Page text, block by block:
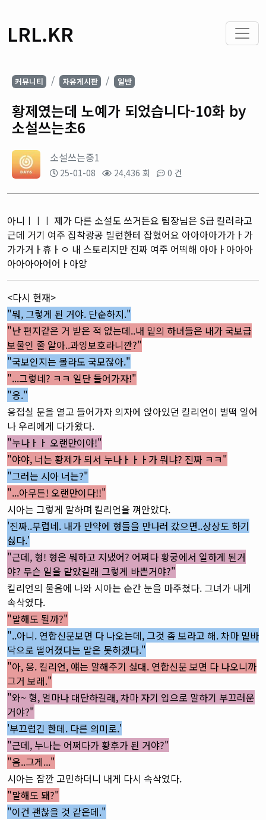
LRL.KR
커뮤니티 자유게시판 일반
황제였는데 노예가 되었습니다-10화 by
소설쓰는초6
소설쓰는중1
25-01-08 24,436 회 0 건
아니ㅣㅣㅣ 제가 다른 소설도 쓰거든요 팀장님은 S급 킬러라고
근데 거기 여주 집착광공 빌런한테 잡혔어요 아아아아가가ㅏ가
가가거ㅏ휴ㅏㅇ 내 스토리지만 진짜 여주 어떡해 아아ㅏ아아아
아아아아어어ㅏ아앙
<다시 현재>
"뭐, 그렇게 된 거야. 단순하지."
"난 편지같은 거 받은 적 없는데..내 밑의 하녀들은 내가 국보급
보물인 줄 알아..과잉보호라니깐?"
"국보인지는 몰라도 국모잖아."
"...그렇네? ㅋㅋ 일단 들어가자!"
"응."
응접실 문을 열고 들어가자 의자에 앉아있던 킬리언이 벌떡 일어
나 우리에게 다가왔다.
"누나ㅏㅏ 오랜만이야!"
"야야, 너는 황제가 되서 누나ㅏㅏㅏ가 뭐냐? 진짜 ㅋㅋ"
"그러는 시아 너는?"
"...아무튼! 오랜만이다!!"
시아는 그렇게 말하며 킬리언을 껴안았다.
'진짜..부럽네. 내가 만약에 형들을 만나러 갔으면..상상도 하기
싫다.'
"근데, 형! 형은 뭐하고 지냈어? 어쩌다 황궁에서 일하게 된거
야? 무슨 일을 맡았길래 그렇게 바쁜거야?"
킬리언의 물음에 나와 시아는 순간 눈을 마주쳤다. 그녀가 내게
속삭였다.
"말해도 될까?"
"..아니. 연합신문보면 다 나오는데, 그것 좀 보라고 해. 차마 밑바
닥으로 떨어졌다는 말은 못하겠다."
"아, 응. 킬리언, 얘는 말해주기 싫대. 연합신문 보면 다 나오니까
그거 보래."
"와~ 형, 얼마나 대단하길래, 차마 자기 입으로 말하기 부끄러운
거야?"
'부끄럽긴 한데. 다른 의미로.'
"근데, 누나는 어쩌다가 황후가 된 거야?"
"음..그게..."
시아는 잠깐 고민하더니 내게 다시 속삭였다.
"말해도 돼?"
"이건 괜찮을 것 같은데."